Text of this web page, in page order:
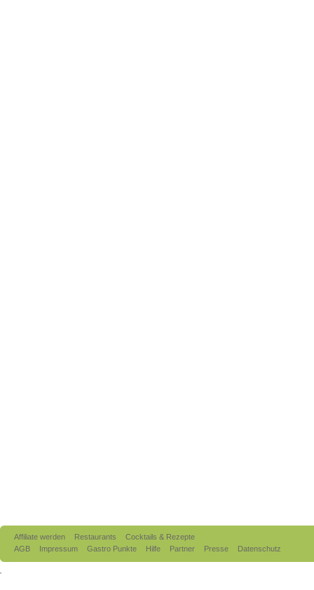
Affiliate werden Restaurants
Cocktails & Rezepte
AGB
Impressum Gastro Punkte Hilfe Partner Presse Datenschutz